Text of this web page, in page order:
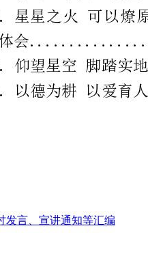
发言、宣讲通知等汇编